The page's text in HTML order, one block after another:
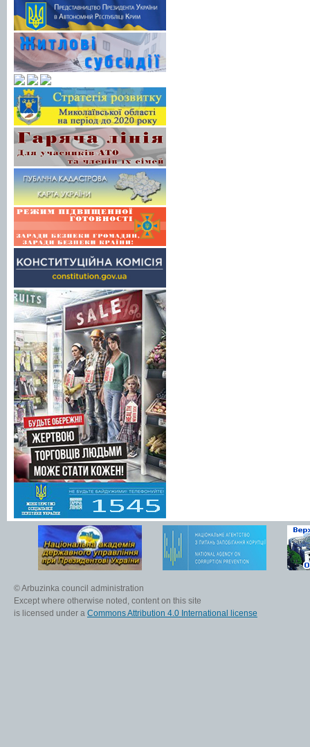
© Arbuzinka council administration
Except where otherwise noted, content on this site
is licensed under a Commons Attribution 4.0 International license